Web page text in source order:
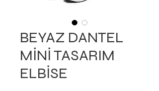
BEYAZ DANTEL
MİNİ TASARIM
ELBİSE